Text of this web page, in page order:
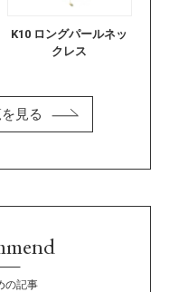
K10 ロングパールネッ
クレス
見る
の記事